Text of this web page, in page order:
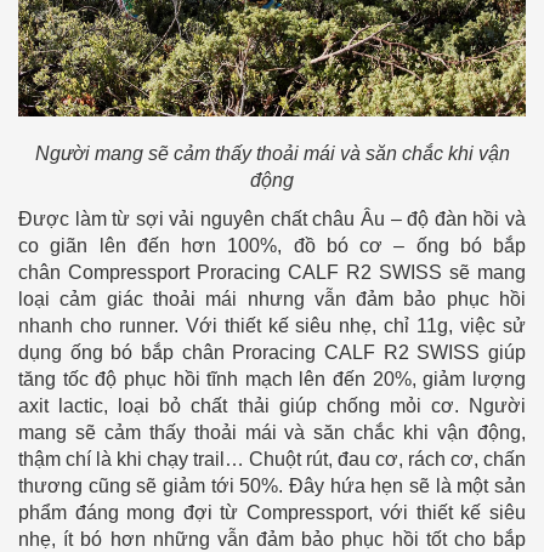
Người mang sẽ cảm thấy thoải mái và săn chắc khi vận
động
Được làm từ sợi vải nguyên chất châu Âu – độ đàn hồi và
co giãn lên đến hơn 100%, đồ bó cơ – ống bó bắp
chân Compressport Proracing CALF R2 SWISS sẽ mang
loại cảm giác thoải mái nhưng vẫn đảm bảo phục hồi
nhanh cho runner. Với thiết kế siêu nhẹ, chỉ 11g, việc sử
dụng ống bó bắp chân Proracing CALF R2 SWISS giúp
tăng tốc độ phục hồi tĩnh mạch lên đến 20%, giảm lượng
axit lactic, loại bỏ chất thải giúp chống mỏi cơ. Người
mang sẽ cảm thấy thoải mái và săn chắc khi vận động,
thậm chí là khi chạy trail… Chuột rút, đau cơ, rách cơ, chấn
thương cũng sẽ giảm tới 50%. Đây hứa hẹn sẽ là một sản
phẩm đáng mong đợi từ Compressport, với thiết kế siêu
nhẹ, ít bó hơn những vẫn đảm bảo phục hồi tốt cho bắp